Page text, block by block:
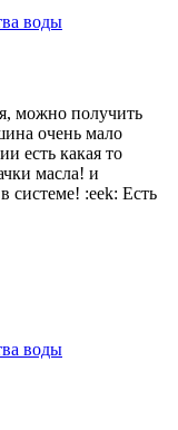
воды
можно получить
очень мало
есть какая то
масла! и
системе! :eek: Есть
воды